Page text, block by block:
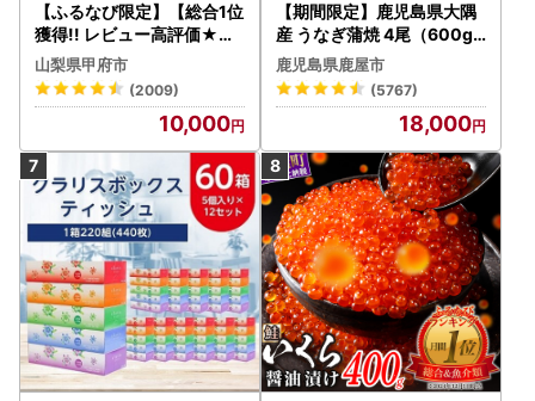
【ふるなび限定】【総合1位
獲得!! レビュー高評価★】
〈2026年度配送分〉山梨
県産 シャインマスカット 2
～3房（1.0kg以上）シャイ
ン フルーツ FN-Limited-S
P
山梨県甲府市
(2009)
10,000
【期間限定】鹿児島県大隅
産 うなぎ蒲焼 4尾（600g
） KN007-004-04-cp18
うなぎ 鰻 魚 惣菜 総菜
鹿児島県鹿屋市
(5767)
18,000